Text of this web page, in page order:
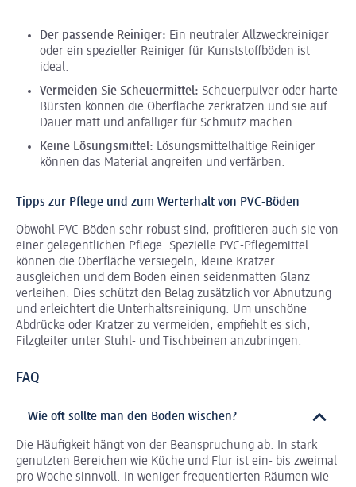
Der passende Reiniger: Ein neutraler Allzweckreiniger
oder ein spezieller Reiniger für Kunststoffböden ist
ideal.
Vermeiden Sie Scheuermittel: Scheuerpulver oder harte
Bürsten können die Oberfläche zerkratzen und sie auf
Dauer matt und anfälliger für Schmutz machen.
Keine Lösungsmittel: Lösungsmittelhaltige Reiniger
können das Material angreifen und verfärben.
Tipps zur Pflege und zum Werterhalt von PVC-Böden
Obwohl PVC-Böden sehr robust sind, profitieren auch sie von
einer gelegentlichen Pflege. Spezielle PVC-Pflegemittel
können die Oberfläche versiegeln, kleine Kratzer
ausgleichen und dem Boden einen seidenmatten Glanz
verleihen. Dies schützt den Belag zusätzlich vor Abnutzung
und erleichtert die Unterhaltsreinigung. Um unschöne
Abdrücke oder Kratzer zu vermeiden, empfiehlt es sich,
Filzgleiter unter Stuhl- und Tischbeinen anzubringen.
FAQ
Wie oft sollte man den Boden wischen?
Die Häufigkeit hängt von der Beanspruchung ab. In stark
genutzten Bereichen wie Küche und Flur ist ein- bis zweimal
pro Woche sinnvoll. In weniger frequentierten Räumen wie